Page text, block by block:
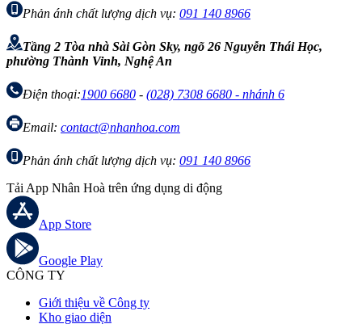
Phản ánh chất lượng dịch vụ: 091 140 8966
Tầng 2 Tòa nhà Sài Gòn Sky, ngõ 26 Nguyễn Thái Học,
phường Thành Vinh, Nghệ An
Điện thoại:1900 6680 - (028) 7308 6680 - nhánh 6
Email: contact@nhanhoa.com
Phản ánh chất lượng dịch vụ: 091 140 8966
Tải App Nhân Hoà trên ứng dụng di động
App Store
Google Play
CÔNG TY
Giới thiệu về Công ty
Kho giao diện